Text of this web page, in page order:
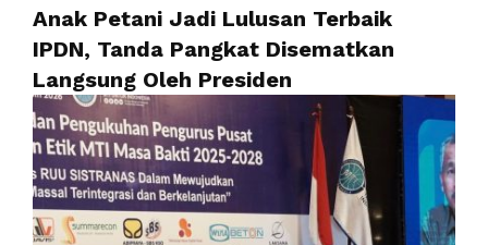
Anak Petani Jadi Lulusan Terbaik
IPDN, Tanda Pangkat Disematkan
Langsung Oleh Presiden